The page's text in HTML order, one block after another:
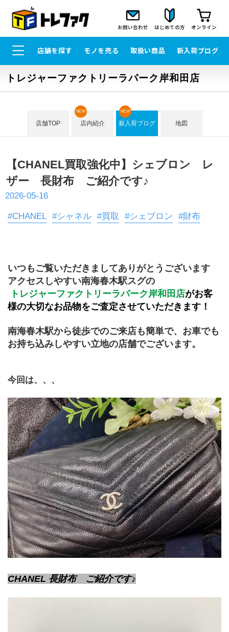
お問い合わせ はじめての方 オンライン
店舗を探す モノを売る 取扱い商品 新入荷ブログ
トレジャーファクトリーラパーク岸和田店
店舗TOP 店内紹介
NEW
新入荷ブログ
NEW
地図
【CHANEL買取強化中】シェブロン レ
ザー 長財布 ご紹介です♪
2026-05-16
#CHANEL #シャネル #買取 #シェブロン #財布
いつもご覧いただきましてありがとうございます
アクセスしやすい南海春木駅スグの
トレジャーファクトリーラパーク岸和田店がお客
様の大切なお品物をご査定させていただきます！
南海春木駅から徒歩でのご来店も簡単で、お車でも
お持ち込みしやすい立地の店舗でございます。
今回は、、、
CHANEL 長財布　ご紹介です♪